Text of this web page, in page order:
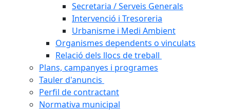
Secretaria / Serveis Generals
Intervenció i Tresoreria
Urbanisme i Medi Ambient
Organismes dependents o vinculats
Relació dels llocs de treball
Plans, campanyes i programes
Tauler d'anuncis
Perfil de contractant
Normativa municipal